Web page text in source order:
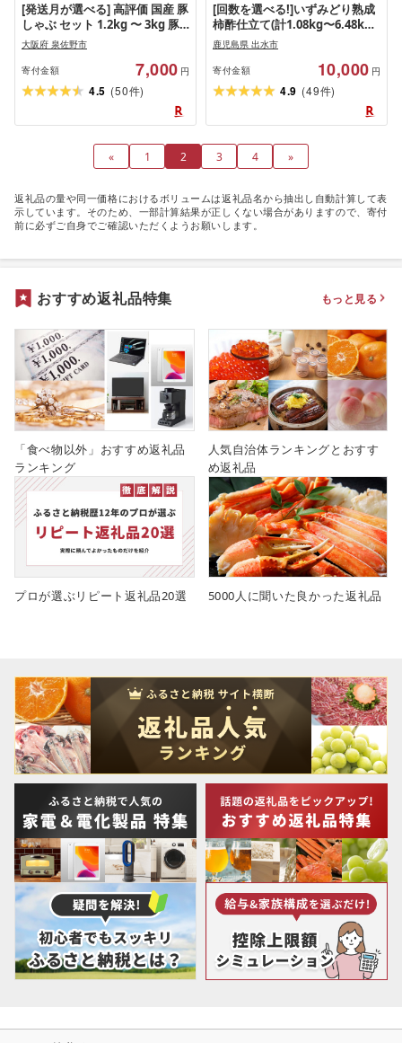
[発送月が選べる] 高評価 国産 豚
しゃぶ セット 1.2kg 〜 3kg 豚
肉 ももスライス/肩ローススラ
イス [丸善味わい加工] 氷温熟成
極味付け 熟成肉 限定 最短 翌日
発送 5営業日 大阪府 泉佐野市
送料無料 肉の泉佐野 肉 普段使
大阪府 泉佐野市
寄付金額 7,000 円
4.5 (50件)
[回数を選べる!]いずみどり熟成
柿酢仕立て(計1.08kg〜6.48kg)
いずみどり 鶏肉 ムネ肉 鶏ムネ
肉 惣菜 おかず おつまみ 定期便
柿酢 醤油 和風ハム 加工 食品 3
回 6回 冷蔵 レンチン [西尾]
鹿児島県 出水市
寄付金額 10,000 円
4.9 (49件)
« 1 2 3 4 »
返礼品の量や同一価格におけるボリュームは返礼品名から抽出し自動計算して表
示しています。そのため、一部計算結果が正しくない場合がありますので、寄付
前に必ずご自身でご確認いただくようお願いします。
おすすめ返礼品特集 もっと見る
「食べ物以外」おすすめ返礼品
ランキング
人気自治体ランキングとおすす
め返礼品
プロが選ぶリピート返礼品20選 5000人に聞いた良かった返礼品